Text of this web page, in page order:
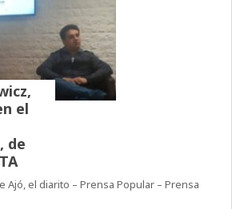
el
de
Ajó, el diarito – Prensa Popular – Prensa